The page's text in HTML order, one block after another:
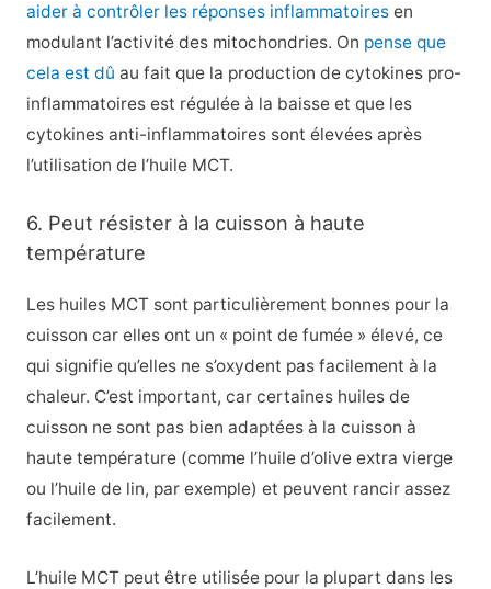
aider à contrôler les réponses inflammatoiresen
modulant l’activité des mitochondries. On pense que
cela est dû au fait que la production de cytokines pro-
inflammatoires est régulée à la baisse et que les
cytokines anti-inflammatoires sont élevées après
l’utilisation de l’huile MCT.
6. Peut résister à la cuisson à haute
température
Les huiles MCT sont particulièrement bonnes pour la
cuisson car elles ont un « point de fumée » élevé, ce
qui signifie qu’elles ne s’oxydent pas facilement à la
chaleur. C’est important, car certaines huiles de
cuisson ne sont pas bien adaptées à la cuisson à
haute température (comme l’huile d’olive extra vierge
ou l’huile de lin, par exemple) et peuvent rancir assez
facilement.
L’huile MCT peut être utilisée pour la plupart dans les